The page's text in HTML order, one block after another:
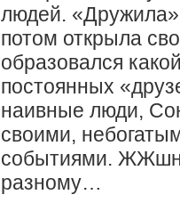
людей.
потом открыла
образовался
постоянных
наивные люди,
своими,
событиями.
разному…